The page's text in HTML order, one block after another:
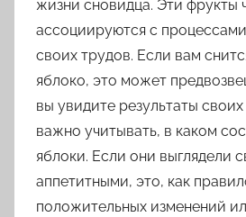
жизни сновидца. Эти фрукты
ассоциируются с
своих трудов. Если вам
яблоко, это может
вы увидите результаты
важно учитывать, в каком
яблоки. Если они выглядели
аппетитными, это, как
положительных изменений